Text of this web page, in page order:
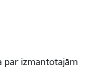
par izmantotajām